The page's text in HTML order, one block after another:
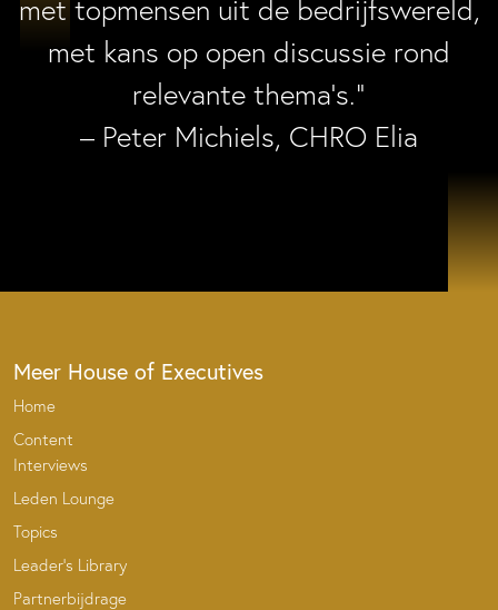
met topmensen uit de bedrijfswereld,
met kans op open discussie rond
relevante thema’s.”
– Peter Michiels, CHRO Elia
Meer House of Executives
Home
Content
Interviews
Leden Lounge
Topics
Leader’s Library
Partnerbijdrage